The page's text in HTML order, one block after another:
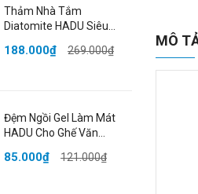
MÔ
Thảm Nhà Tắm
Diatomite HADU Siêu
Khô Nhanh, 40x60cm,
188.000₫ 269.000₫
Đệm Ngồi Gel Làm Mát
HADU Cho Ghế Văn
Gọn
85.000₫ 121.000₫